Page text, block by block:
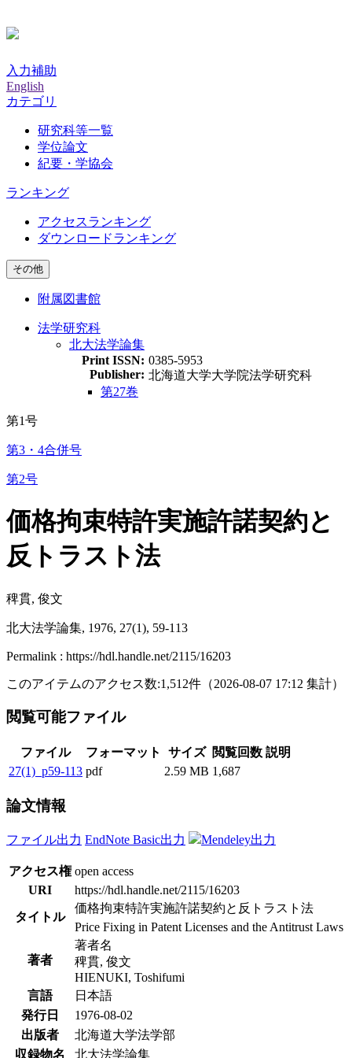
入力補助
English
カテゴリ
研究科等一覧
学位論文
紀要・学協会
ランキング
アクセスランキング
ダウンロードランキング
その他
附属図書館
法学研究科
北大法学論集
Print ISSN: 0385-5953
Publisher: 北海道大学大学院法学研究科
第27巻
第1号
第3・4合併号
第2号
価格拘束特許実施許諾契約と
反トラスト法
稗貫, 俊文
北大法学論集, 1976, 27(1), 59-113
Permalink : https://hdl.handle.net/2115/16203
このアイテムのアクセス数:1,512件 （2026-08-07 17:12 集計）
閲覧可能ファイル
ファイル フォーマット サイズ 閲覧回数 説明
27(1)_p59-113 pdf 2.59 MB 1,687
論文情報
ファイル出力 EndNote Basic出力 Mendeley出力
アクセス権 open access
URI
https://hdl.handle.net/2115/16203
タイトル
価格拘束特許実施許諾契約と反トラスト法
Price Fixing in Patent Licenses and the Antitrust Laws
著者
著者名
稗貫, 俊文
HIENUKI, Toshifumi
言語
日本語
発行日
1976-08-02
出版者
北海道大学法学部
収録物名
北大法学論集